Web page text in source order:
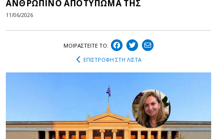
ΑΝΘΡΩΠΙΝΟ ΑΠΟΤΥΠΩΜΑ ΤΗΣ
11/06/2026
ΜΟΙΡΑΣΤEIΤΕ ΤΟ:
ΕΠΙΣΤΡΟΦΗ ΣΤΗ ΛΙΣΤΑ